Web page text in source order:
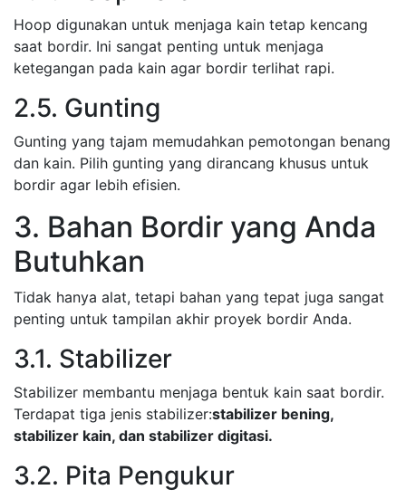
Hoop digunakan untuk menjaga kain tetap kencang
saat bordir. Ini sangat penting untuk menjaga
ketegangan pada kain agar bordir terlihat rapi.
2.5. Gunting
Gunting yang tajam memudahkan pemotongan benang
dan kain. Pilih gunting yang dirancang khusus untuk
bordir agar lebih efisien.
3. Bahan Bordir yang Anda
Butuhkan
Tidak hanya alat, tetapi bahan yang tepat juga sangat
penting untuk tampilan akhir proyek bordir Anda.
3.1. Stabilizer
Stabilizer membantu menjaga bentuk kain saat bordir.
Terdapat tiga jenis stabilizer:stabilizer bening,
stabilizer kain, dan stabilizer digitasi.
3.2. Pita Pengukur